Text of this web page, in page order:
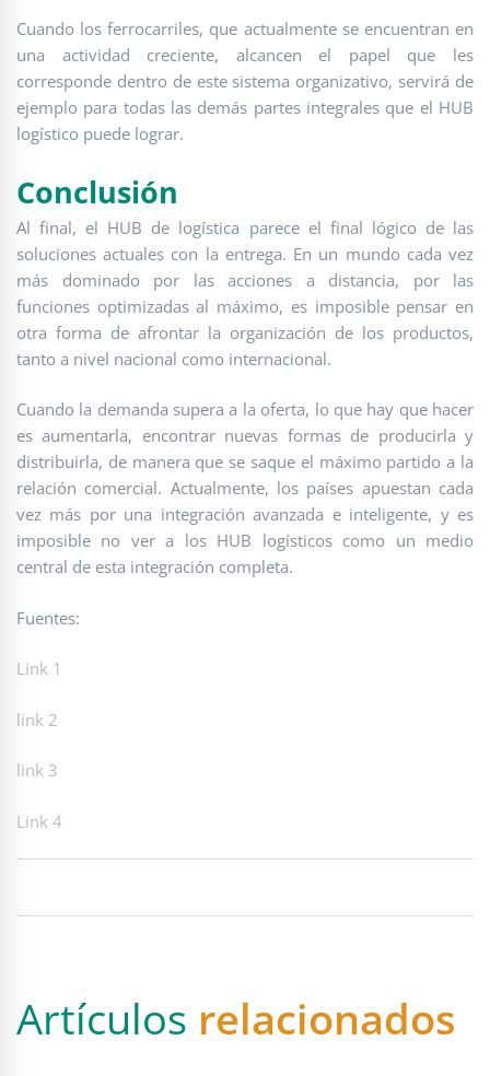
Cuando los ferrocarriles, que actualmente se encuentran en
una actividad creciente, alcancen el papel que les
corresponde dentro de este sistema organizativo, servirá de
ejemplo para todas las demás partes integrales que el HUB
logístico puede lograr.
Conclusión
Al final, el HUB de logística parece el final lógico de las
soluciones actuales con la entrega. En un mundo cada vez
más dominado por las acciones a distancia, por las
funciones optimizadas al máximo, es imposible pensar en
otra forma de afrontar la organización de los productos,
tanto a nivel nacional como internacional.
Cuando la demanda supera a la oferta, lo que hay que hacer
es aumentarla, encontrar nuevas formas de producirla y
distribuirla, de manera que se saque el máximo partido a la
relación comercial. Actualmente, los países apuestan cada
vez más por una integración avanzada e inteligente, y es
imposible no ver a los HUB logísticos como un medio
central de esta integración completa.
Fuentes:
Link 1
link 2
link 3
Link 4
Artículos relacionados